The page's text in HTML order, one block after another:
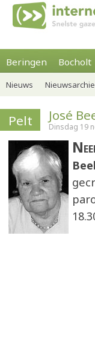
Beringen Bocholt
Nieuws
Pelt José
Dinsdag 19